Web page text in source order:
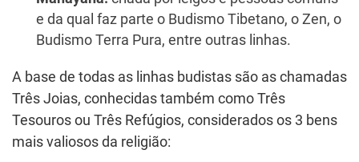
e da qual faz parte o Budismo Tibetano, o Zen, o
Budismo Terra Pura, entre outras linhas.
A base de todas as linhas budistas são as chamadas
Três Joias, conhecidas também como Três
Tesouros ou Três Refúgios, considerados os 3 bens
mais valiosos da religião: